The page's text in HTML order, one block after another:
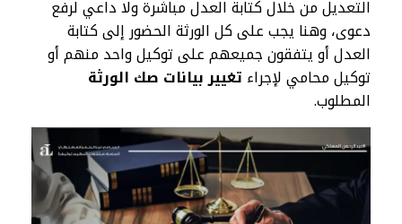
التعديل من خلال كتابة العدل مباشرة ولا داعي لرفع
دعوى، وهنا يجب على كل الورثة الحضور إلى كتابة
العدل أو يتفقون جميعهم على توكيل واحد منهم أو
توكيل محامي لإجراء تغيير بيانات صك الورثة
المطلوب.